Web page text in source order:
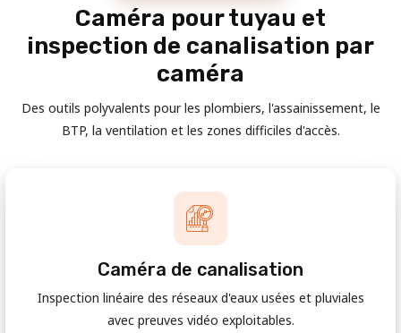
Caméra pour tuyau et
inspection de canalisation par
caméra
Des outils polyvalents pour les plombiers, l'assainissement, le
BTP, la ventilation et les zones difficiles d'accès.
Caméra de canalisation
Inspection linéaire des réseaux d'eaux usées et pluviales
avec preuves vidéo exploitables.